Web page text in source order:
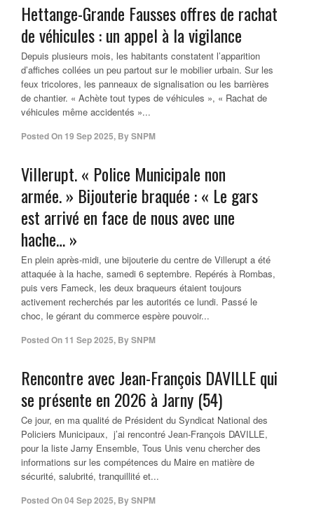
Hettange-Grande Fausses offres de rachat
de véhicules : un appel à la vigilance
Depuis plusieurs mois, les habitants constatent l’apparition
d’affiches collées un peu partout sur le mobilier urbain. Sur les
feux tricolores, les panneaux de signalisation ou les barrières
de chantier. « Achète tout types de véhicules », « Rachat de
véhicules même accidentés »...
Posted On 19 Sep 2025, BySNPM
Villerupt. « Police Municipale non
armée. » Bijouterie braquée : « Le gars
est arrivé en face de nous avec une
hache… »
En plein après-midi, une bijouterie du centre de Villerupt a été
attaquée à la hache, samedi 6 septembre. Repérés à Rombas,
puis vers Fameck, les deux braqueurs étaient toujours
activement recherchés par les autorités ce lundi. Passé le
choc, le gérant du commerce espère pouvoir...
Posted On 11 Sep 2025, BySNPM
Rencontre avec Jean-François DAVILLE qui
se présente en 2026 à Jarny (54)
Ce jour, en ma qualité de Président du Syndicat National des
Policiers Municipaux, j’ai rencontré Jean-François DAVILLE,
pour la liste Jarny Ensemble, Tous Unis venu chercher des
informations sur les compétences du Maire en matière de
sécurité, salubrité, tranquillité et...
Posted On04 Sep 2025, BySNPM